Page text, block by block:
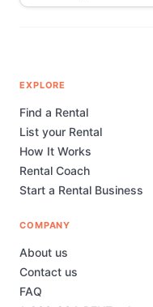
EXPLORE
Find a Rental
List your Rental
How It Works
Rental Coach
Start a Rental Business
COMPANY
About us
Contact us
FAQ